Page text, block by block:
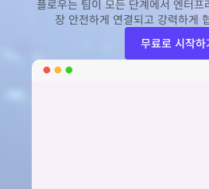
플로우는 팀이 모든 단계에서 엔터
장 안전하게 연결되고 강력하게
무료로 시작하